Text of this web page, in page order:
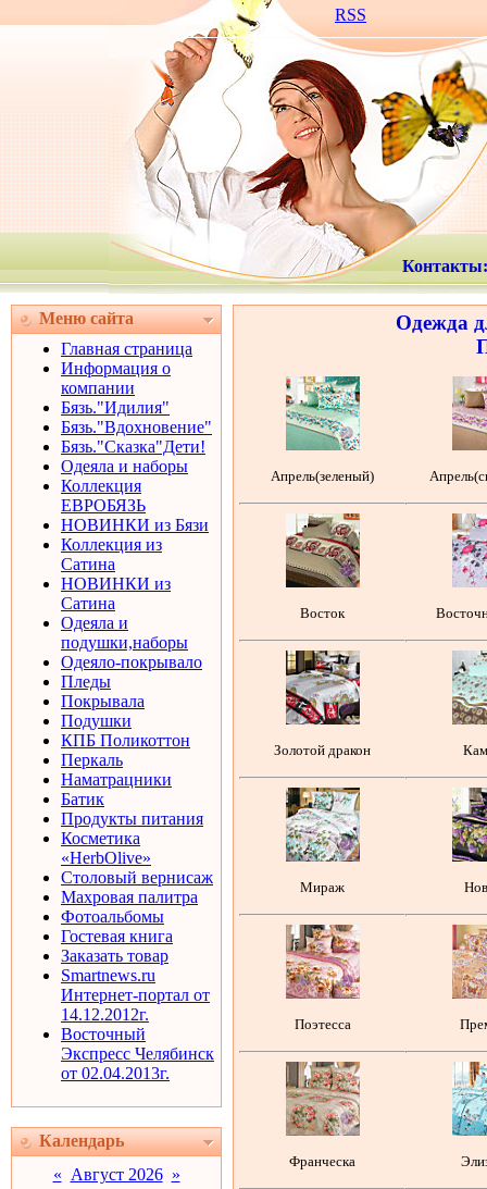
RSS
Контакты:
Меню сайта
Главная страница
Информация о
компании
Бязь."Идилия"
Бязь."Вдохновение"
Бязь."Сказка"Дети!
Одеяла и наборы
Коллекция
ЕВРОБЯЗЬ
НОВИНКИ из Бязи
Коллекция из
Сатина
НОВИНКИ из
Сатина
Одеяла и
подушки,наборы
Одеяло-покрывало
Пледы
Покрывала
Подушки
КПБ Поликоттон
Перкаль
Наматрацники
Батик
Продукты питания
Косметика
«HerbOlive»
Столовый вернисаж
Махровая палитра
Фотоальбомы
Гостевая книга
Заказать товар
Smartnews.ru
Интернет-портал от
14.12.2012г.
Восточный
Экспресс Челябинск
от 02.04.2013г.
Календарь
« Август 2026 »
Одежда
Апрель(зеленый)
Восток
Золотой дракон
Мираж
Поэтесса
Франческа